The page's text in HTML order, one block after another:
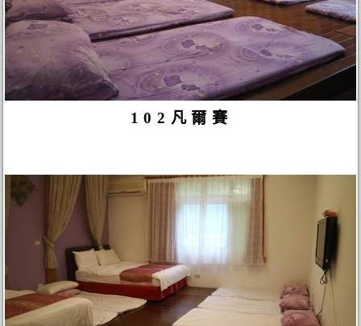
102凡爾賽